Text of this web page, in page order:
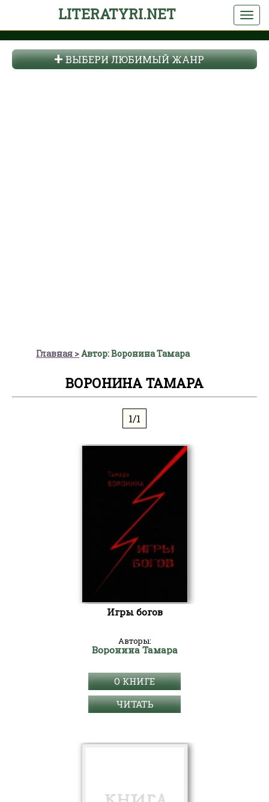
LITERATYRI.NET
ВЫБЕРИ ЛЮБИМЫЙ ЖАНР
Главная Автор: Воронина Тамара
ВОРОНИНА ТАМАРА
1/1
Игры богов
Авторы:
Воронина Тамара
О КНИГЕ
ЧИТАТЬ